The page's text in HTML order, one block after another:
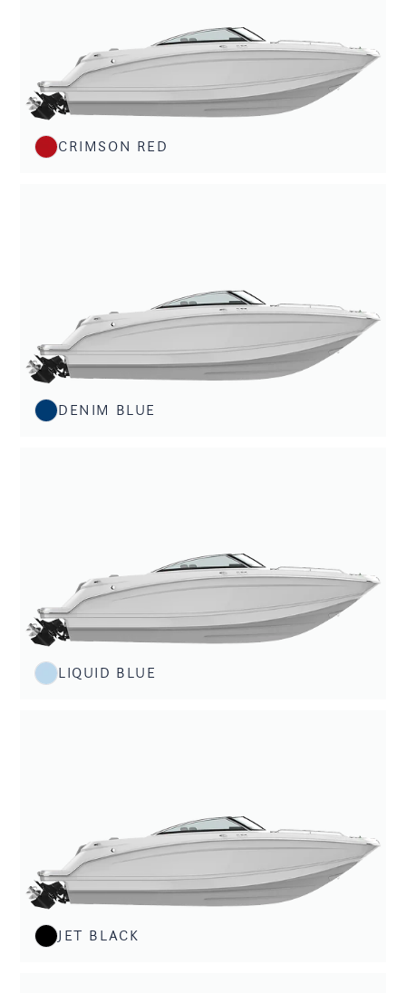
CRIMSON RED
DENIM BLUE
LIQUID BLUE
JET BLACK